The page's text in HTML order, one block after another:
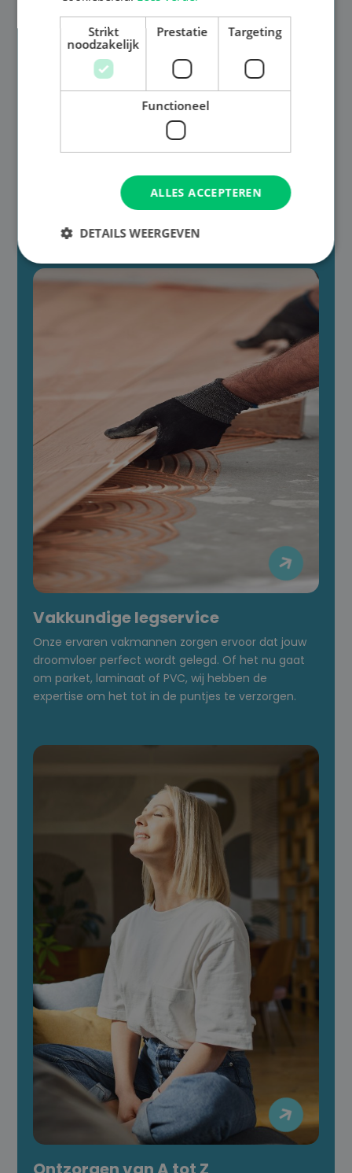

Gratis advies aan huis
grote stalen, zodat je direct kunt zien hoe de vloer
in jouw interieur past. We nemen de tijd om jouw

Vakkundige legservice
Onze ervaren vakmannen zorgen ervoor dat jouw
droomvloer perfect wordt gelegd. Of het nu gaat
om parket, laminaat of PVC, wij hebben de
expertise om het tot in de puntjes te verzorgen.

Strikt
noodzakelijk
Prestatie Targeting
Functioneel
ALLES ACCEPTEREN
DETAILS WEERGEVEN